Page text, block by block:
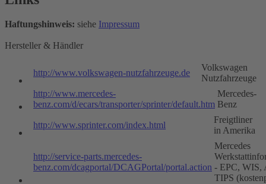
Haftungshinweis: siehe Impressum
Hersteller & Händler
http://www.volkswagen-nutzfahrzeuge.de
Volkswagen
Nutzfahrzeuge
http://www.mercedes-
benz.com/d/ecars/transporter/sprinter/default.htm
Mercedes-
Benz
http://www.sprinter.com/index.html
Freigtliner
in Amerika
http://service-parts.mercedes-
benz.com/dcagportal/DCAGPortal/portal.action
Mercedes
- EPC, WIS,
TIPS